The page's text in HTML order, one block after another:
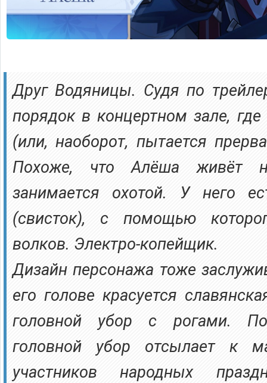
Друг Водяницы. Судя по
порядок в концертном зале,
(или, наоборот, пытается
Похоже, что Алёша живёт
занимается охотой. У него
(свисток), с помощью
волков. Электро-копейщик.
Дизайн персонажа тоже
его голове красуется
головной убор с рогами.
головной убор отсылает к
участников народных